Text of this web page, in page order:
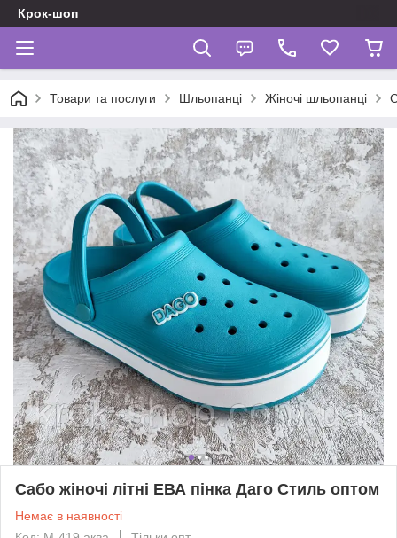
Крок-шоп
Товари та послуги Шльопанці Жіночі шльопанці
Сабо жіночі літні ЕВА пінка Даго Стиль оптом
Немає в наявності